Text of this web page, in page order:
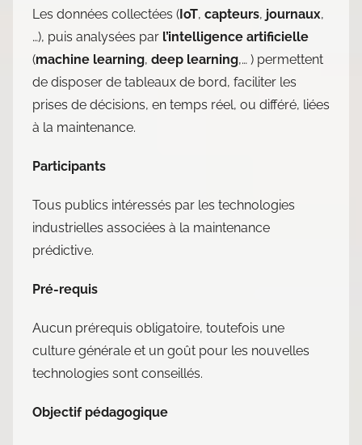
Les données collectées (IoT, capteurs, journaux,
…), puis analysées par l’intelligence artificielle
(machine learning, deep learning,… ) permettent
de disposer de tableaux de bord, faciliter les
prises de décisions, en temps réel, ou différé, liées
à la maintenance.
Participants
Tous publics intéressés par les technologies
industrielles associées à la maintenance
prédictive.
Pré-requis
Aucun prérequis obligatoire, toutefois une
culture générale et un goût pour les nouvelles
technologies sont conseillés.
Objectif pédagogique